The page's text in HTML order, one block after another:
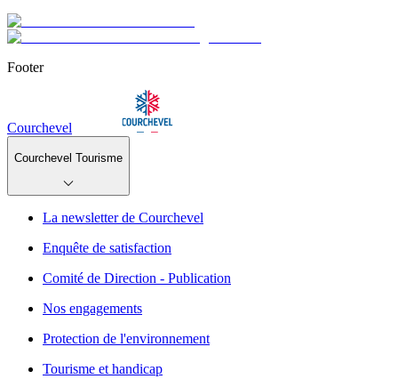
Footer
Courchevel
Courchevel Tourisme
La newsletter de Courchevel
Enquête de satisfaction
Comité de Direction - Publication
Nos engagements
Protection de l'environnement
Tourisme et handicap